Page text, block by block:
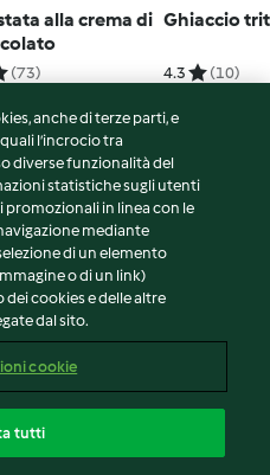
alla crema di
(73)
Ghiaccio
4.3 (10)
anche di terze parti, e
l’incrocio tra
diverse funzionalità del
statistiche sugli utenti
promozionali in linea con le
mediante
di un elemento
o di un link)
cookies e delle altre
dal sito.
cookie
tutti